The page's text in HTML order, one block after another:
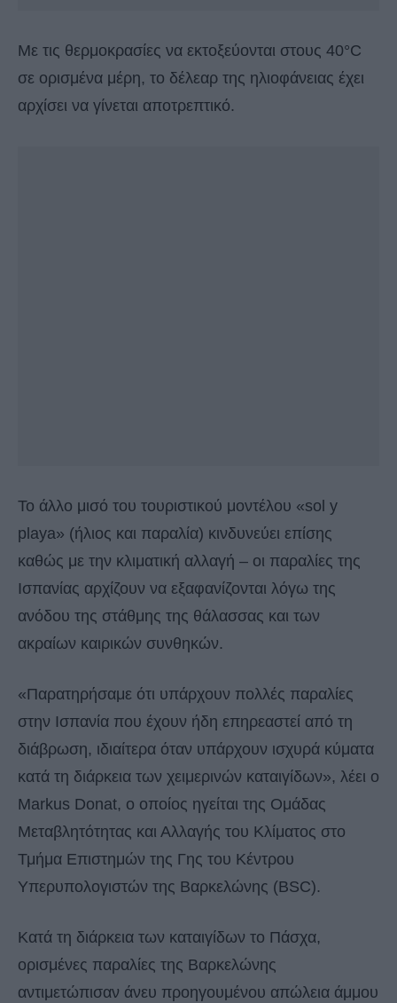
Με τις θερμοκρασίες να εκτοξεύονται στους 40°C
σε ορισμένα μέρη, το δέλεαρ της ηλιοφάνειας έχει
αρχίσει να γίνεται αποτρεπτικό.
Το άλλο μισό του τουριστικού μοντέλου «sol y
playa» (ήλιος και παραλία) κινδυνεύει επίσης
καθώς με την κλιματική αλλαγή – οι παραλίες της
Ισπανίας αρχίζουν να εξαφανίζονται λόγω της
ανόδου της στάθμης της θάλασσας και των
ακραίων καιρικών συνθηκών.
«Παρατηρήσαμε ότι υπάρχουν πολλές παραλίες
στην Ισπανία που έχουν ήδη επηρεαστεί από τη
διάβρωση, ιδιαίτερα όταν υπάρχουν ισχυρά κύματα
κατά τη διάρκεια των χειμερινών καταιγίδων», λέει ο
Markus Donat, ο οποίος ηγείται της Ομάδας
Μεταβλητότητας και Αλλαγής του Κλίματος στο
Τμήμα Επιστημών της Γης του Κέντρου
Υπερυπολογιστών της Βαρκελώνης (BSC).
Κατά τη διάρκεια των καταιγίδων το Πάσχα,
ορισμένες παραλίες της Βαρκελώνης
αντιμετώπισαν άνευ προηγουμένου απώλεια άμμου